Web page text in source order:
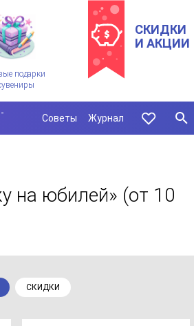
подарки
СКИДКИ
И АКЦИИ
Советы Журнал
на юбилей» (от 10
СКИДКИ